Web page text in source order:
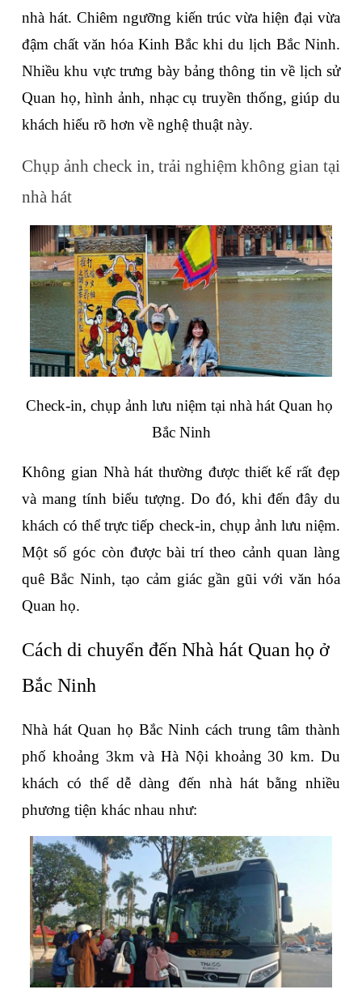
nhà hát. Chiêm ngưỡng kiến trúc vừa hiện đại vừa
đậm chất văn hóa Kinh Bắc khi du lịch Bắc Ninh.
Nhiều khu vực trưng bày bảng thông tin về lịch sử
Quan họ, hình ảnh, nhạc cụ truyền thống, giúp du
khách hiểu rõ hơn về nghệ thuật này.
Chụp ảnh check in, trải nghiệm không gian tại
nhà hát
Check-in, chụp ảnh lưu niệm tại nhà hát Quan họ
Bắc Ninh
Không gian Nhà hát thường được thiết kế rất đẹp
và mang tính biểu tượng. Do đó, khi đến đây du
khách có thể trực tiếp check-in, chụp ảnh lưu niệm.
Một số góc còn được bài trí theo cảnh quan làng
quê Bắc Ninh, tạo cảm giác gần gũi với văn hóa
Quan họ.
Cách di chuyển đến Nhà hát Quan họ ở
Bắc Ninh
Nhà hát Quan họ Bắc Ninh cách trung tâm thành
phố khoảng 3km và Hà Nội khoảng 30 km. Du
khách có thể dễ dàng đến nhà hát bằng nhiều
phương tiện khác nhau như: